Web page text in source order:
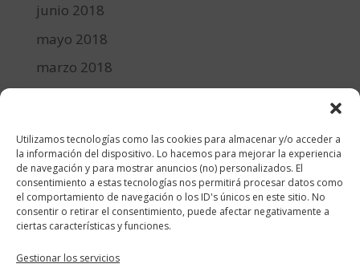
Utilizamos tecnologías como las cookies para almacenar y/o acceder a
la información del dispositivo. Lo hacemos para mejorar la experiencia
de navegación y para mostrar anuncios (no) personalizados. El
consentimiento a estas tecnologías nos permitirá procesar datos como
el comportamiento de navegación o los ID's únicos en este sitio. No
consentir o retirar el consentimiento, puede afectar negativamente a
ciertas características y funciones.
Gestionar los servicios
junio 2018
mayo 2018
marzo 2018
diciembre 2017
Categorías
cocina y recetas
general